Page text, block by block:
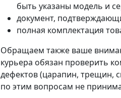
быть указаны модель и
документ,
полная комплектация
Обращаем также ваше
курьера обязан проверить
дефектов (царапин, трещин,
по этим вопросам не